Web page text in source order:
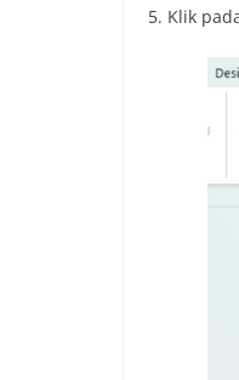
5. Klik